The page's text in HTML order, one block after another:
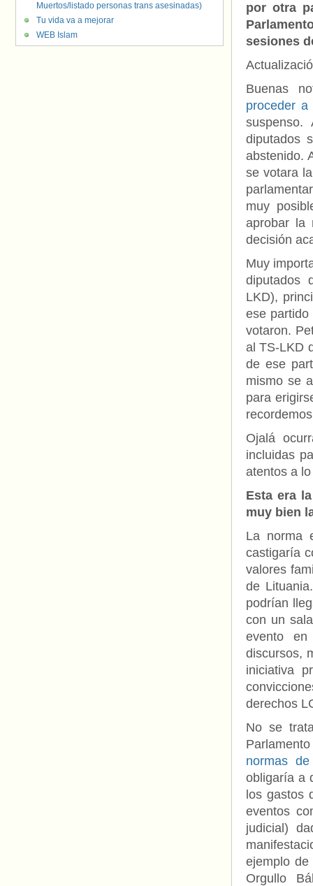
por otra
sesiones
Buenas
proceder
diputados
abstenido.
se votara
muy
aprobar la
decisión
Muy
diputados
LKD),
ese partido
votaron.
al TS-LKD
de ese
mismo se
para
Ojalá
incluidas
atentos a
Esta era
muy bien
La norma
castigaría
valores
de
podrían
con un
evento en
discursos,
iniciativa
derechos
No se
normas
obligaría a
los gastos
eventos
judicial)
ejemplo
Orgullo
Muertos/listado personas trans asesinadas)
Tu vida va a mejorar
WEB Islam